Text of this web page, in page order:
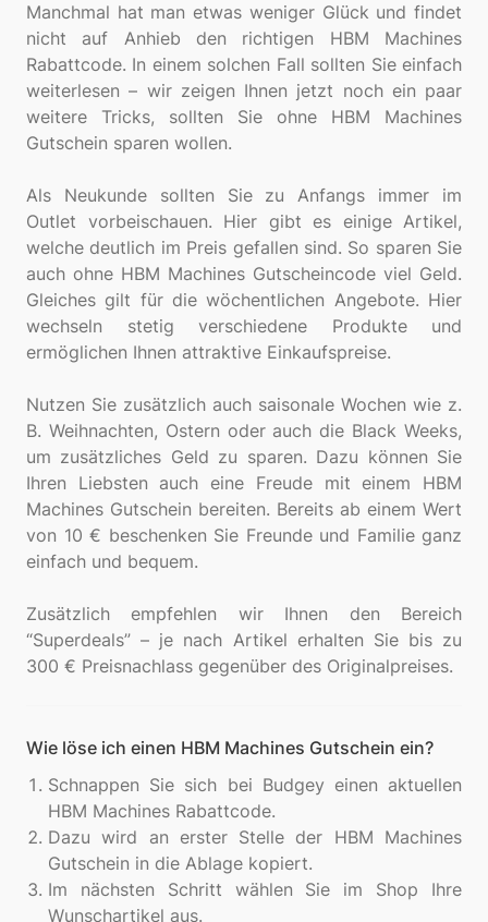
Manchmal hat man etwas weniger Glück und findet
nicht auf Anhieb den richtigen HBM Machines
Rabattcode. In einem solchen Fall sollten Sie einfach
weiterlesen – wir zeigen Ihnen jetzt noch ein paar
weitere Tricks, sollten Sie ohne HBM Machines
Gutschein sparen wollen.
Als Neukunde sollten Sie zu Anfangs immer im
Outlet vorbeischauen. Hier gibt es einige Artikel,
welche deutlich im Preis gefallen sind. So sparen Sie
auch ohne HBM Machines Gutscheincode viel Geld.
Gleiches gilt für die wöchentlichen Angebote. Hier
wechseln stetig verschiedene Produkte und
ermöglichen Ihnen attraktive Einkaufspreise.
Nutzen Sie zusätzlich auch saisonale Wochen wie z.
B. Weihnachten, Ostern oder auch die Black Weeks,
um zusätzliches Geld zu sparen. Dazu können Sie
Ihren Liebsten auch eine Freude mit einem HBM
Machines Gutschein bereiten. Bereits ab einem Wert
von 10 € beschenken Sie Freunde und Familie ganz
einfach und bequem.
Zusätzlich empfehlen wir Ihnen den Bereich
“Superdeals” – je nach Artikel erhalten Sie bis zu
Wie löse ich einen HBM Machines Gutschein ein?
Schnappen Sie sich bei Budgey einen aktuellen
HBM Machines Rabattcode.
Dazu wird an erster Stelle der HBM Machines
Gutschein in die Ablage kopiert.
Im nächsten Schritt wählen Sie im Shop Ihre
Wunschartikel aus.